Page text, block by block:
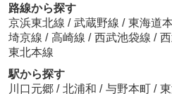
路線から探す
京浜東北線 / 武蔵野線 / 東海道
埼京線 / 高崎線 / 西武池袋線 /
東北本線
駅から探す
川口元郷 / 北浦和 / 与野本町 /